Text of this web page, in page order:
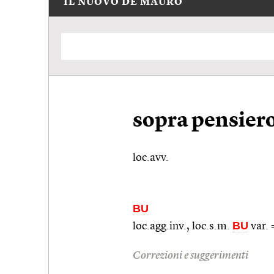
IL NUOVO DE MAURO
sopra
loc.avv.
BU
loc.agg.inv., loc.s.m. BU var.
Correzioni e suggerimenti